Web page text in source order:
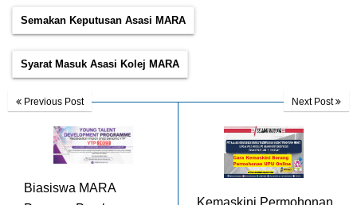
Semakan Keputusan Asasi MARA
Syarat Masuk Asasi Kolej MARA
Previous Post
Biasiswa MARA
Next Post
Kemaskini Permohonan